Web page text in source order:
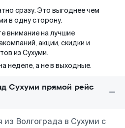
сразу. Это выгоднее чем
в одну сторону.
внимание на лучшие
акции, скидки и
из Сухуми.
неделе, а не в выходные.
Сухуми прямой рейс
Волгограда в Сухуми с